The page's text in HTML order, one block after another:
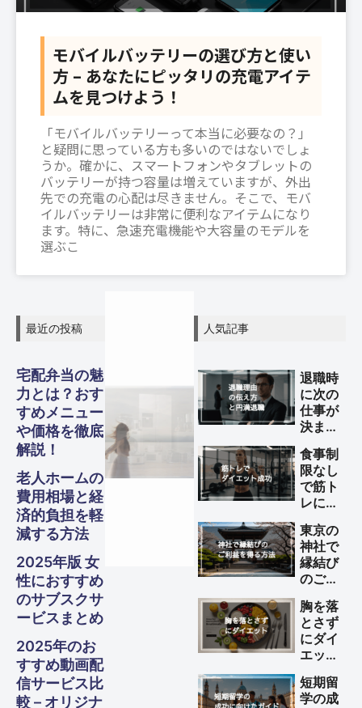
モバイルバッテリーの選び方と使い
方 – あなたにピッタリの充電アイテ
ムを見つけよう！
「モバイルバッテリーって本当に必要なの？」
と疑問に思っている方も多いのではないでしょ
うか。確かに、スマートフォンやタブレットの
バッテリーが持つ容量は増えていますが、外出
先での充電の心配は尽きません。そこで、モバ
イルバッテリーは非常に便利なアイテムになり
ます。特に、急速充電機能や大容量のモデルを
選ぶこ
最近の投稿
宅配弁当の魅
力とは？おす
すめメニュー
や価格を徹底
解説！
老人ホームの
費用相場と経
済的負担を軽
減する方法
2025年版 女
性におすすめ
のサブスクサ
ービスまとめ
2025年のお
すすめ動画配
信サービス比
較 – オリジナ
ガジェ
ット
スピリ
チュア
ル
ビジネ
ス
ファイ
ナンス
グル
メ・フ
ード
旅行
美容・
健康
Other
S
ガジェ
ット
スピリ
チュア
ル
ビジネ
ス
ファイ
ナンス
グル
メ・フ
ード
旅行
美容・
健康
Other
S
ガジェ
ット
スピリ
チュア
ル
ビジネ
ス
ファイ
ナンス
グル
メ・フ
ード
旅行
美容・
健康
Other
S
人気記事
退職時
に次の
仕事が
決まっ
い理由
の伝え
方と円
満退職
のため
のポイ
ント
食事制
限なし
で筋ト
レによ
エット
を成功
させる
方法
東京の
神社で
縁結び
のご利
る方法
胸を落
とさず
にダイ
エット
法
短期留
学の成